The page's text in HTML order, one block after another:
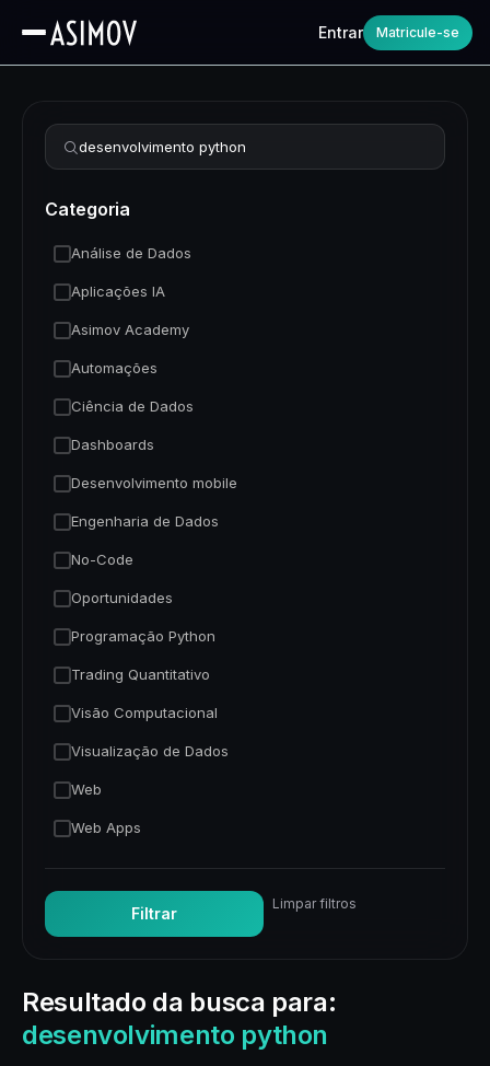
Entrar Matricule-se
Resultado da busca para:
desenvolvimento python
Refinar busca
Categoria
Análise de Dados
Aplicações IA
Asimov Academy
Automações
Ciência de Dados
Dashboards
Desenvolvimento mobile
Engenharia de Dados
No-Code
Oportunidades
Programação Python
Trading Quantitativo
Visão Computacional
Visualização de Dados
Web
Web Apps
Filtrar
Limpar filtros